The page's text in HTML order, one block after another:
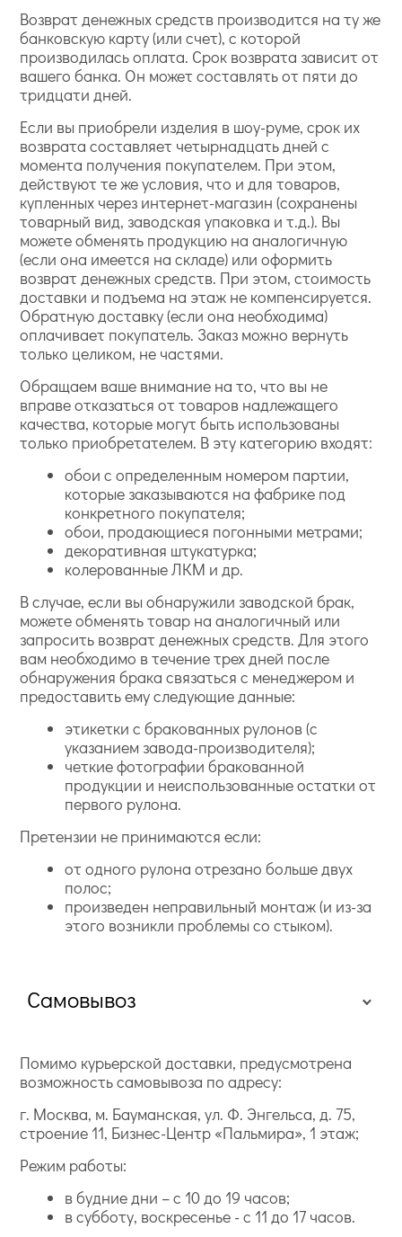
Возврат денежных средств производится на ту же
банковскую карту (или счет), с которой
производилась оплата. Срок возврата зависит от
вашего банка. Он может составлять от пяти до
тридцати дней.
Если вы приобрели изделия в шоу-руме, срок их
возврата составляет четырнадцать дней с
момента получения покупателем. При этом,
действуют те же условия, что и для товаров,
купленных через интернет-магазин (сохранены
товарный вид, заводская упаковка и т.д.). Вы
можете обменять продукцию на аналогичную
(если она имеется на складе) или оформить
возврат денежных средств. При этом, стоимость
доставки и подъема на этаж не компенсируется.
Обратную доставку (если она необходима)
оплачивает покупатель. Заказ можно вернуть
только целиком, не частями.
Обращаем ваше внимание на то, что вы не
вправе отказаться от товаров надлежащего
качества, которые могут быть использованы
только приобретателем. В эту категорию входят:
обои с определенным номером партии,
которые заказываются на фабрике под
конкретного покупателя;
обои, продающиеся погонными метрами;
декоративная штукатурка;
колерованные ЛКМ и др.
В случае, если вы обнаружили заводской брак,
можете обменять товар на аналогичный или
запросить возврат денежных средств. Для этого
вам необходимо в течение трех дней после
обнаружения брака связаться с менеджером и
предоставить ему следующие данные:
этикетки с бракованных рулонов (с
указанием завода-производителя);
четкие фотографии бракованной
продукции и неиспользованные остатки от
первого рулона.
Претензии не принимаются если:
от одного рулона отрезано больше двух
полос;
произведен неправильный монтаж (и из-за
этого возникли проблемы со стыком).
Самовывоз
Помимо курьерской доставки, предусмотрена
возможность самовывоза по адресу:
г. Москва, м. Бауманская, ул. Ф. Энгельса, д. 75,
строение 11, Бизнес-Центр «Пальмира», 1 этаж;
Режим работы:
в будние дни – с 10 до 19 часов;
в субботу, воскресенье - с 11 до 17 часов.